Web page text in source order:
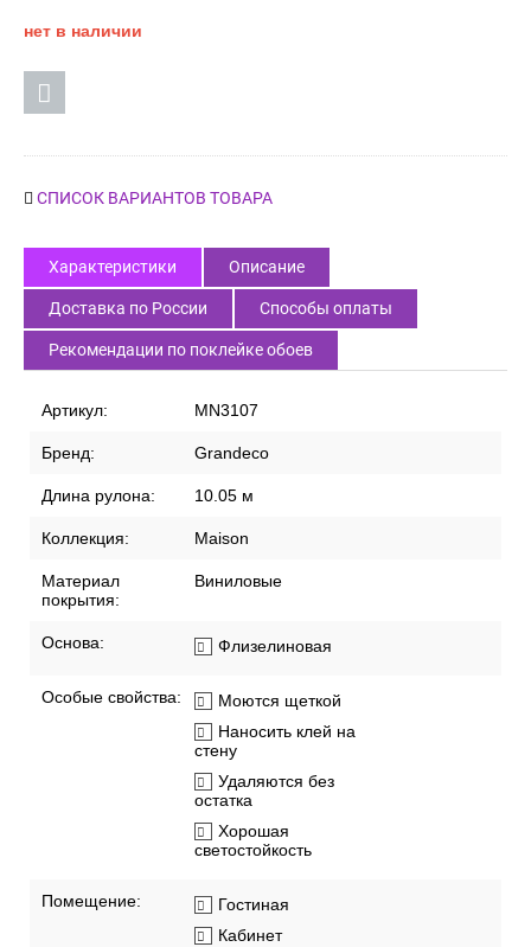
нет в наличии
СПИСОК ВАРИАНТОВ ТОВАРА
Характеристики Описание
Доставка по России Способы оплаты
Рекомендации по поклейке обоев
Артикул: MN3107
Бренд: Grandeco
Длина рулона: 10.05 м
Коллекция: Maison
Материал
покрытия:
Виниловые
Основа: Флизелиновая
Особые свойства:
Моются щеткой
Наносить клей на
стену
Удаляются без
остатка
Хорошая
светостойкость
Помещение:
Гостиная
Кабинет